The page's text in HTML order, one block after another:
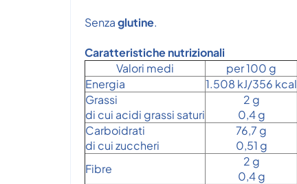
Senzaglutine.
Caratteristiche nutrizionali
Valori medi
per 100 g
Energia
1.508 kJ/356 kcal
Grassi
di cui acidi grassi saturi
2 g
0,4 g
Carboidrati
di cui zuccheri
76,7 g
0,51 g
Fibre
2 g
0,4 g